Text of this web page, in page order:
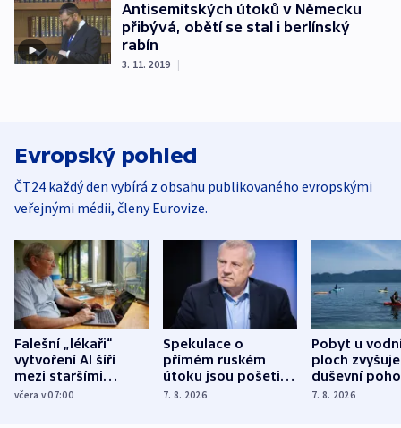
Antisemitských útoků v Německu
přibývá, obětí se stal i berlínský
rabín
3. 11. 2019 |
Evropský pohled
ČT24 každý den vybírá z obsahu publikovaného evropskými
veřejnými médii, členy Eurovize.
Falešní „lékaři“
vytvoření AI šíří
mezi staršími
Poláky nebezpečné
včera v 07:00
Spekulace o
přímém ruském
útoku jsou pošetilé,
míní estonský
7. 8. 2026
Pobyt u
ploch zvyšuje
duševní
ukázala
7. 8. 2026